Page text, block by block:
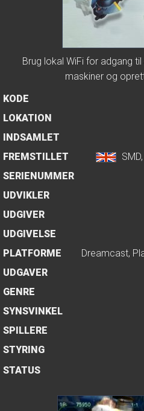
Brug lokal WiFi for adgang
maskiner og
KODE
LOKATION
INDSAMLET
FREMSTILLET
SERIENUMMER
UDVIKLER
UDGIVER
UDGIVELSE
PLATFORME
Dreamcast,
UDGAVER
GENRE
SYNSVINKEL
SPILLERE
STYRING
STATUS